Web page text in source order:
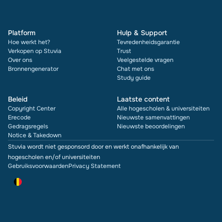
Platform
Hoe werkt het?
Verkopen op Stuvia
Over ons
Bronnengenerator
Hulp & Support
Tevredenheidsgarantie
Trust
Veelgestelde vragen
Chat met ons
Study guide
Beleid
Copyright Center
Erecode
Gedragsregels
Notice & Takedown
Laatste content
Alle hogescholen & universiteiten
Nieuwste samenvattingen
Nieuwste beoordelingen
Stuvia wordt niet gesponsord door en werkt onafhankelijk van
hogescholen en/of universiteiten
GebruiksvoorwaardenPrivacy Statement